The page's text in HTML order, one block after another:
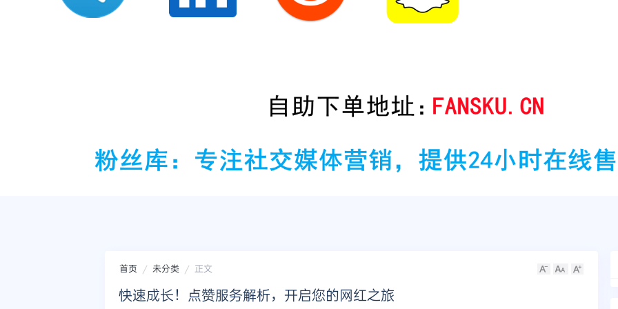
首页 未分类 正文
快速成长！点赞服务解析，开启您的网红之旅